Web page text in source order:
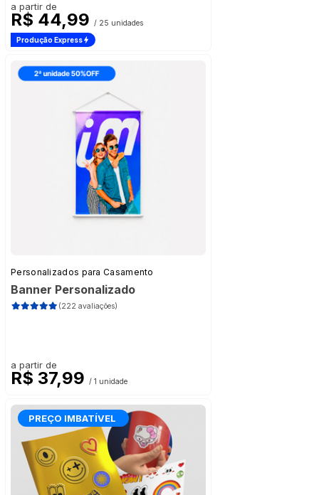
a partir de
R$ 44,99 / 25 unidades
Produção Express
Personalizados para Casamento
Banner Personalizado
(222 avaliações)
a partir de
R$ 37,99 / 1 unidade
PREÇO IMBATÍVEL